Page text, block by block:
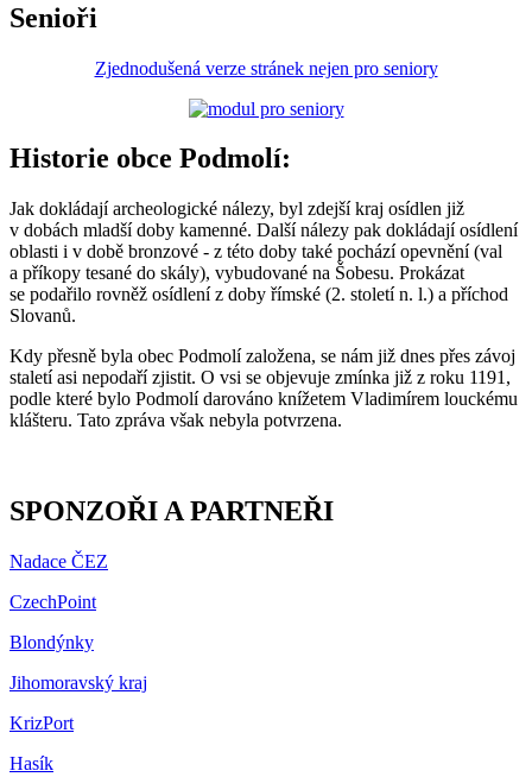
Senioři
Zjednodušená verze stránek nejen pro seniory
Historie obce Podmolí:
Jak dokládají archeologické nálezy, byl zdejší kraj osídlen již
v dobách mladší doby kamenné. Další nálezy pak dokládají osídlení
oblasti i v době bronzové - z této doby také pochází opevnění (val
a příkopy tesané do skály), vybudované na Šobesu. Prokázat
se podařilo rovněž osídlení z doby římské (2. století n. l.) a příchod
Slovanů.
Kdy přesně byla obec Podmolí založena, se nám již dnes přes závoj
staletí asi nepodaří zjistit. O vsi se objevuje zmínka již z roku 1191,
podle které bylo Podmolí darováno knížetem Vladimírem louckému
klášteru. Tato zpráva však nebyla potvrzena.
SPONZOŘI A PARTNEŘI
Nadace ČEZ
CzechPoint
Blondýnky
Jihomoravský kraj
KrizPort
Hasík